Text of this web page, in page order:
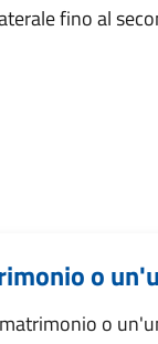
fino al
o
o